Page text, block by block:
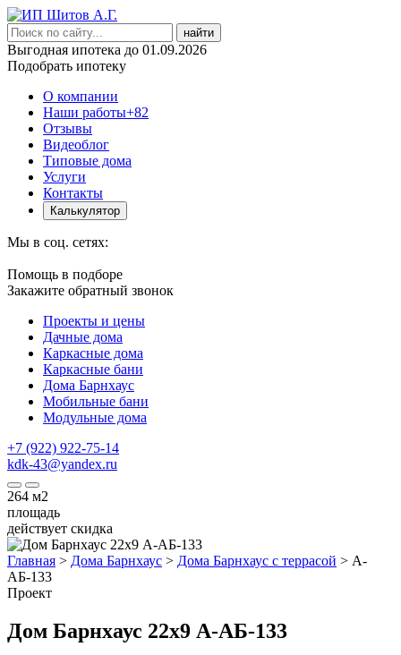
найти
Выгодная ипотека до 01.09.2026
Подобрать ипотеку
О компании
Наши работы+82
Отзывы
Видеоблог
Типовые дома
Услуги
Контакты
Калькулятор
Мы в соц. сетях:
Помощь в подборе
Закажите обратный звонок
Проекты и цены
Дачные дома
Каркасные дома
Каркасные бани
Дома Барнхаус
Мобильные бани
Модульные дома
+7 (922) 922-75-14
kdk-43@yandex.ru
264 м2
площадь
действует скидка
Главная > Дома Барнхаус > Дома Барнхаус с террасой > А-
АБ-133
Проект
Дом Барнхаус 22x9 А-АБ-133